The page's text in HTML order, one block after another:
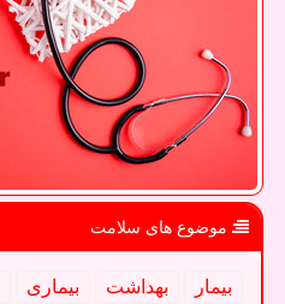
موضوع های سلامت
بیمار بهداشت بیماری